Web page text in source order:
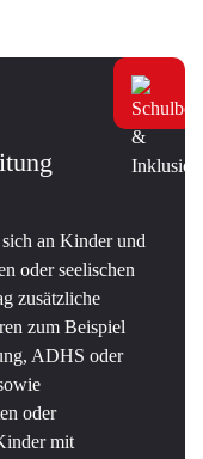
an Kinder und
oder seelischen
zusätzliche
zum Beispiel
ADHS oder
oder
mit